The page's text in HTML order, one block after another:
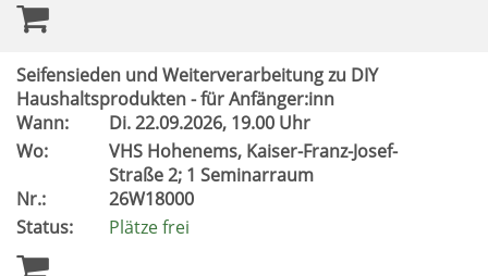
Seifensieden und Weiterverarbeitung zu DIY
Haushaltsprodukten - für Anfänger:inn
Wann:
Di.22.09.2026, 19.00 Uhr
Wo:
VHS Hohenems, Kaiser-Franz-Josef-
Straße 2; 1 Seminarraum
Nr.:
26W18000
Status:
Plätze frei